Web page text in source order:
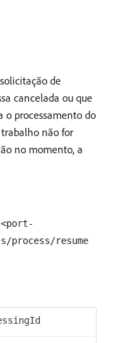
de
cancelada ou que
processamento do
não for
no momento, a
process/resume